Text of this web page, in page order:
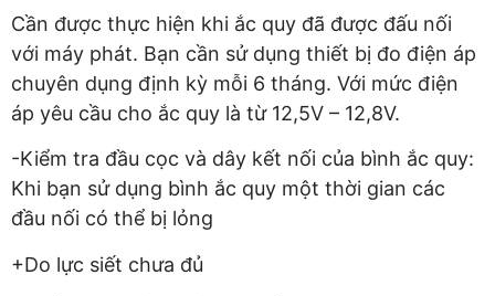
Cần được thực hiện khi ắc quy đã được đấu nối
với máy phát. Bạn cần sử dụng thiết bị đo điện áp
chuyên dụng định kỳ mỗi 6 tháng. Với mức điện
áp yêu cầu cho ắc quy là từ 12,5V – 12,8V.
-Kiểm tra đầu cọc và dây kết nối của bình ắc quy:
Khi bạn sử dụng bình ắc quy một thời gian các
đầu nối có thể bị lỏng
+Do lực siết chưa đủ